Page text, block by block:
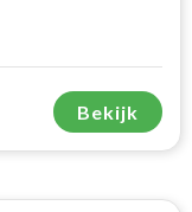
Bekijk